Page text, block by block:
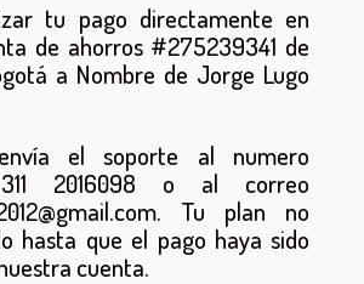
tu pago directamente en
de ahorros #275239341 de
a Nombre de Jorge Lugo
el soporte al numero
2016098 o al correo
Tu plan no
hasta que el pago haya sido
cuenta.